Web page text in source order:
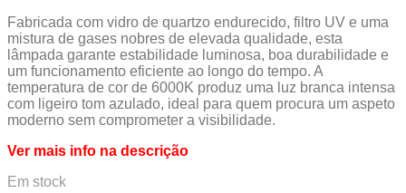
Fabricada com vidro de quartzo endurecido, filtro UV e uma
mistura de gases nobres de elevada qualidade, esta
lâmpada garante estabilidade luminosa, boa durabilidade e
um funcionamento eficiente ao longo do tempo. A
temperatura de cor de 6000K produz uma luz branca intensa
com ligeiro tom azulado, ideal para quem procura um aspeto
moderno sem comprometer a visibilidade.
Ver mais info na descrição
Em stock